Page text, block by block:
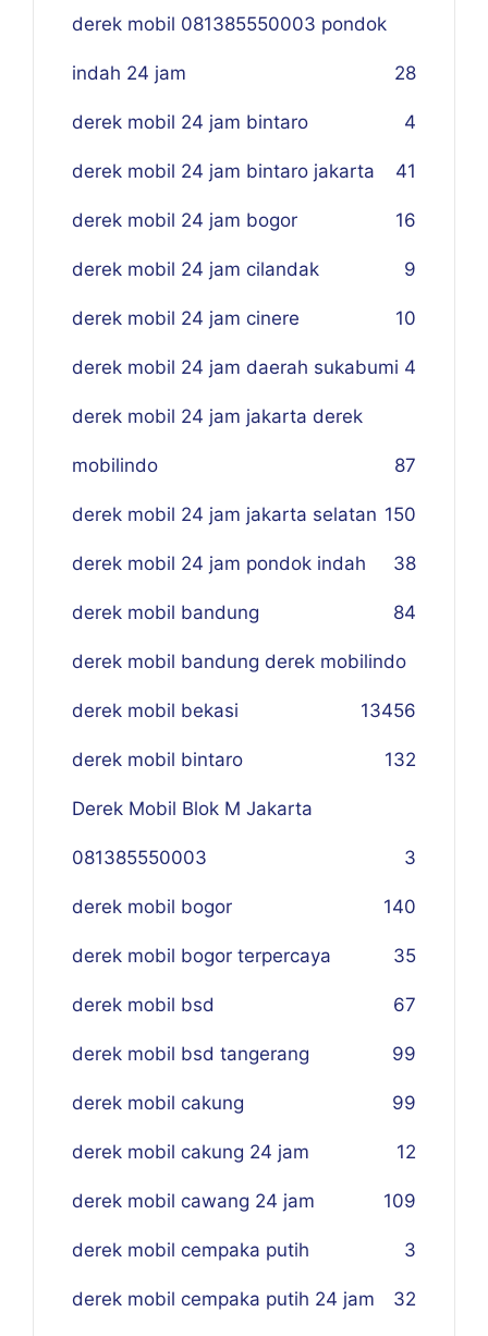
derek mobil 081385550003 pondok
indah 24 jam 28
derek mobil 24 jam bintaro 4
derek mobil 24 jam bintaro jakarta 41
derek mobil 24 jam bogor 16
derek mobil 24 jam cilandak 9
derek mobil 24 jam cinere 10
derek mobil 24 jam daerah sukabumi 4
derek mobil 24 jam jakarta derek
mobilindo 87
derek mobil 24 jam jakarta selatan 150
derek mobil 24 jam pondok indah 38
derek mobil bandung 84
derek mobil bandung derek mobilindo
56
derek mobil bekasi 134
derek mobil bintaro 132
Derek Mobil Blok M Jakarta
081385550003 3
derek mobil bogor 140
derek mobil bogor terpercaya 35
derek mobil bsd 67
derek mobil bsd tangerang 99
derek mobil cakung 99
derek mobil cakung 24 jam 12
derek mobil cawang 24 jam 109
derek mobil cempaka putih 3
derek mobil cempaka putih 24 jam 32